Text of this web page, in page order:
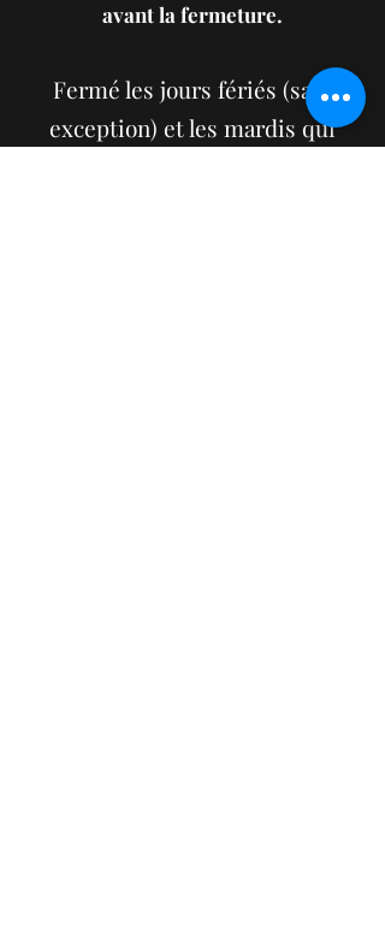
avant la fermeture.
Fermé les jours fériés (sauf
exception) et les mardis qui